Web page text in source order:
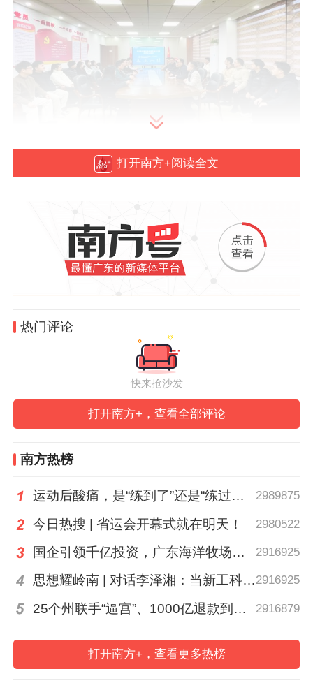
惠州学院广东省中小学教师发展中心常务副
主任、继续教育学院院长、培训中心主任陈
师发展中心围绕人才培养、教育研究、教育
改革、教育服务目标定位，构建了“五横五
纵”分层分类培训新体系,创建了“双进双培”互
哺成长新模式,形成了“三融三促”校地共生新
机制，牵头成立了惠州教师发展中心联盟和
联盟，通过联盟搭平台，促交流，助力区域
教师专业成长。本次活动汇集区域中小学音
探讨解决问题方案，同时通过音乐项目化实
践与成果展示，提升参与教师的教学技巧与
实践能力，促进区域音乐教师教育高质量发
展。
在“音乐教师专业发展路径”主题研讨中，四
位教师代表分享成长经验：
打开南方+阅读全文
热门评论
快来抢沙发
打开南方+，查看全部评论
南方热榜
运动后酸痛，是“练到了”还是“练过了”？ 2989875
今日热搜 | 省运会开幕式就在明天！ 2980522
国企引领千亿投资，广东海洋牧场这场会议信息量很大 2916925
思想耀岭南 | 对话李泽湘：当新工科教育遇上大湾区超级供应链2916925
25个州联手“逼宫”、1000亿退款到账，特朗普关税“换壳”术还能撑多久？| 环球深壹度 2916879
打开南方+，查看更多热榜